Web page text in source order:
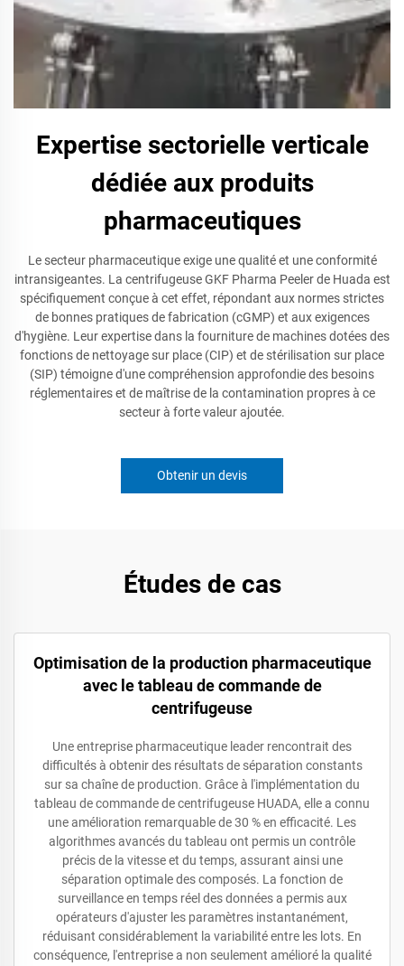
Expertise sectorielle verticale
dédiée aux produits
pharmaceutiques
Le secteur pharmaceutique exige une qualité et une conformité
intransigeantes. La centrifugeuse GKF Pharma Peeler de Huada est
spécifiquement conçue à cet effet, répondant aux normes strictes
de bonnes pratiques de fabrication (cGMP) et aux exigences
d'hygiène. Leur expertise dans la fourniture de machines dotées des
fonctions de nettoyage sur place (CIP) et de stérilisation sur place
(SIP) témoigne d'une compréhension approfondie des besoins
réglementaires et de maîtrise de la contamination propres à ce
secteur à forte valeur ajoutée.
Obtenir un devis
Études de cas
Optimisation de la production pharmaceutique
avec le tableau de commande de
centrifugeuse
Une entreprise pharmaceutique leader rencontrait des
difficultés à obtenir des résultats de séparation constants
sur sa chaîne de production. Grâce à l'implémentation du
tableau de commande de centrifugeuse HUADA, elle a connu
une amélioration remarquable de 30 % en efficacité. Les
algorithmes avancés du tableau ont permis un contrôle
précis de la vitesse et du temps, assurant ainsi une
séparation optimale des composés. La fonction de
surveillance en temps réel des données a permis aux
opérateurs d'ajuster les paramètres instantanément,
réduisant considérablement la variabilité entre les lots. En
conséquence, l'entreprise a non seulement amélioré la qualité